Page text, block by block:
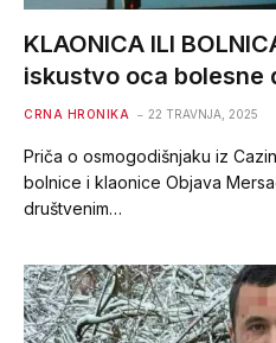
KLAONICA ILI
iskustvo oca
CRNA HRONIKA 22 TRAVNJA, 2025
Priča o osmogodišnjaku iz
bolnice i klaonice Objava
društvenim…